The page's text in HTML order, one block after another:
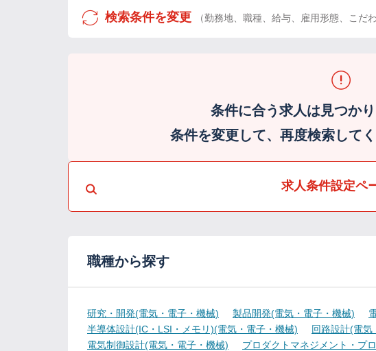
検索条件を変更 （勤務地、職種、給与、雇用形態、こだ
条件に合う求人は見つかり
条件を変更して、再度検索して
求人条件設定ペ
職種から探す
研究・開発(電気・電子・機械) 製品開発(電気・電子・機械)
半導体設計(IC・LSI・メモリ)(電気・電子・機械)
回路設計(電気
電気制御設計(電気・電子・機械)
プロダクトマネジメント・プ